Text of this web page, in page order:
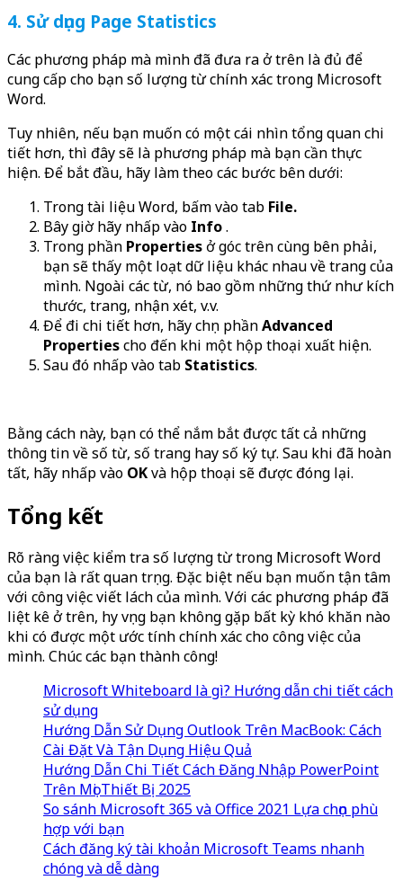
4. Sử dụng Page Statistics
Các phương pháp mà mình đã đưa ra ở trên là đủ để
cung cấp cho bạn số lượng từ chính xác trong Microsoft
Word.
Tuy nhiên, nếu bạn muốn có một cái nhìn tổng quan chi
tiết hơn, thì đây sẽ là phương pháp mà bạn cần thực
hiện. Để bắt đầu, hãy làm theo các bước bên dưới:
Trong tài liệu Word, bấm vào tab File.
Bây giờ hãy nhấp vào Info.
Trong phần Propertiesở góc trên cùng bên phải,
bạn sẽ thấy một loạt dữ liệu khác nhau về trang của
mình. Ngoài các từ, nó bao gồm những thứ như kích
thước, trang, nhận xét, v.v.
Để đi chi tiết hơn, hãy chọn phầnAdvanced
Propertiescho đến khi một hộp thoại xuất hiện.
Sau đó nhấp vào tab Statistics.
Bằng cách này, bạn có thể nắm bắt được tất cả những
thông tin về số từ, số trang hay số ký tự. Sau khi đã hoàn
tất, hãy nhấp vào OKvà hộp thoại sẽ được đóng lại.
Tổng kết
Rõ ràng việc kiểm tra số lượng từ trong Microsoft Word
của bạn là rất quan trọng. Đặc biệt nếu bạn muốn tận tâm
với công việc viết lách của mình. Với các phương pháp đã
liệt kê ở trên, hy vọng bạn không gặp bất kỳ khó khăn nào
khi có được một ước tính chính xác cho công việc của
mình. Chúc các bạn thành công!
Microsoft Whiteboard là gì? Hướng dẫn chi tiết cách
sử dụng
Hướng Dẫn Sử Dụng Outlook Trên MacBook: Cách
Cài Đặt Và Tận Dụng Hiệu Quả
Hướng Dẫn Chi Tiết Cách Đăng Nhập PowerPoint
Trên Mọi Thiết Bị 2025
So sánh Microsoft 365 và Office 2021 Lựa chọn phù
hợp với bạn
Cách đăng ký tài khoản Microsoft Teams nhanh
chóng và dễ dàng